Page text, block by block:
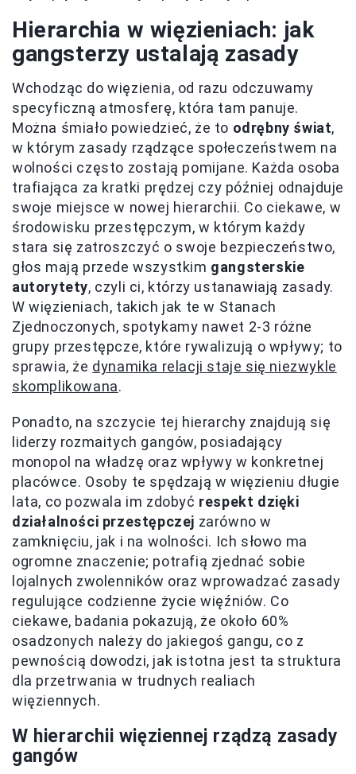
Hierarchia w więzieniach: jak
gangsterzy ustalają zasady
Wchodząc do więzienia, od razu odczuwamy
specyficzną atmosferę, która tam panuje.
Można śmiało powiedzieć, że to odrębny świat,
w którym zasady rządzące społeczeństwem na
wolności często zostają pomijane. Każda osoba
trafiająca za kratki prędzej czy później odnajduje
swoje miejsce w nowej hierarchii. Co ciekawe, w
środowisku przestępczym, w którym każdy
stara się zatroszczyć o swoje bezpieczeństwo,
głos mają przede wszystkim gangsterskie
autorytety, czyli ci, którzy ustanawiają zasady.
W więzieniach, takich jak te w Stanach
Zjednoczonych, spotykamy nawet 2-3 różne
grupy przestępcze, które rywalizują o wpływy; to
sprawia, że dynamika relacji staje się niezwykle
skomplikowana.
Ponadto, na szczycie tej hierarchy znajdują się
liderzy rozmaitych gangów, posiadający
monopol na władzę oraz wpływy w konkretnej
placówce. Osoby te spędzają w więzieniu długie
lata, co pozwala im zdobyć respekt dzięki
działalności przestępczej zarówno w
zamknięciu, jak i na wolności. Ich słowo ma
ogromne znaczenie; potrafią zjednać sobie
lojalnych zwolenników oraz wprowadzać zasady
regulujące codzienne życie więźniów. Co
ciekawe, badania pokazują, że około 60%
osadzonych należy do jakiegoś gangu, co z
pewnością dowodzi, jak istotna jest ta struktura
dla przetrwania w trudnych realiach
więziennych.
W hierarchii więziennej rządzą zasady
gangów